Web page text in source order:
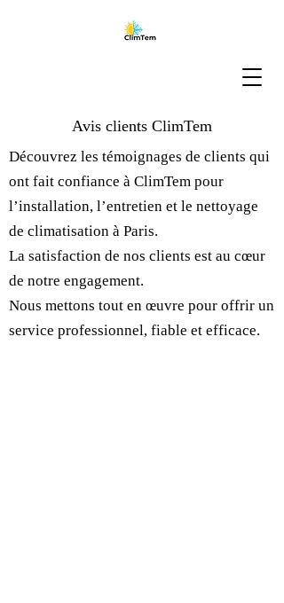
Avis clients ClimTem
Découvrez les témoignages de clients qui
ont fait confiance à ClimTem pour
l’installation, l’entretien et le nettoyage
de climatisation à Paris.
La satisfaction de nos clients est au cœur
de notre engagement.
Nous mettons tout en œuvre pour offrir un
service professionnel, fiable et efficace.